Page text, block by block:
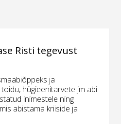
Risti tegevust
ja
hügieenitarvete jm abi
inimestele ning
abistama kriiside ja